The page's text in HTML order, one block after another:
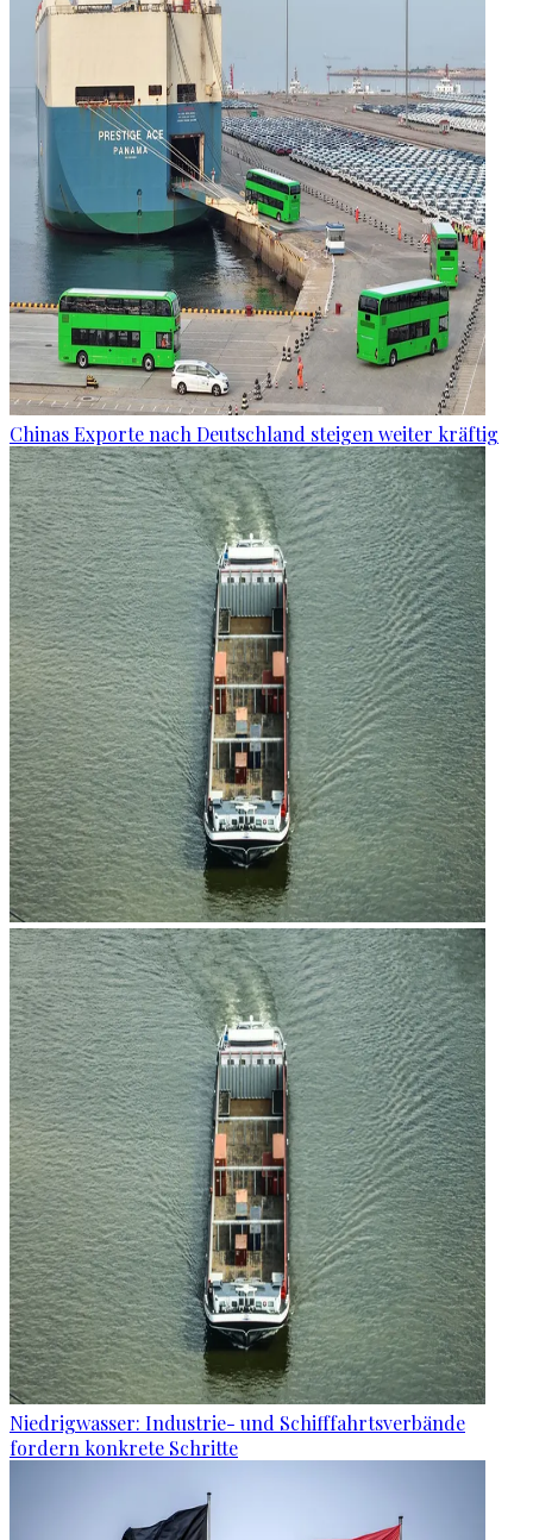
Chinas Exporte nach Deutschland steigen weiter kräftig
Niedrigwasser: Industrie- und Schifffahrtsverbände
fordern konkrete Schritte